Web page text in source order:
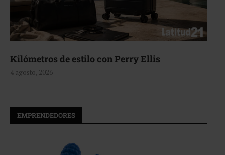
de estilo con Perry Ellis
EMPRENDEDORES